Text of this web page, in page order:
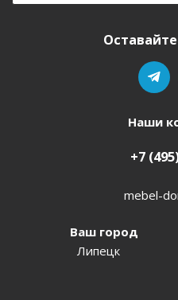
Наши
+7
mebel-
Ваш город
Липецк